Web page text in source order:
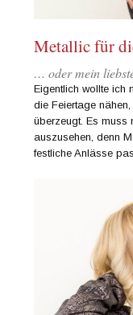
Metallic für
… oder mein
Eigentlich wollte ich
die Feiertage
überzeugt. Es muss
auszusehen, denn
festliche Anlässe